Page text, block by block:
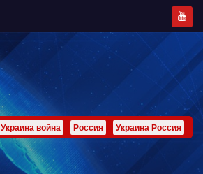
Украина война Россия Украина Россия